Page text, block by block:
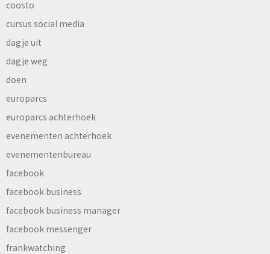
coosto
cursus social media
dagje uit
dagje weg
doen
europarcs
europarcs achterhoek
evenementen achterhoek
evenementenbureau
facebook
facebook business
facebook business manager
facebook messenger
frankwatching